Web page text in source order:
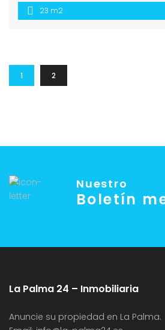
23 m2
1 2
Nuestro
Boletín
La Palma 24 – Inmobiliaria
Anuncie su propiedad en La Palma.